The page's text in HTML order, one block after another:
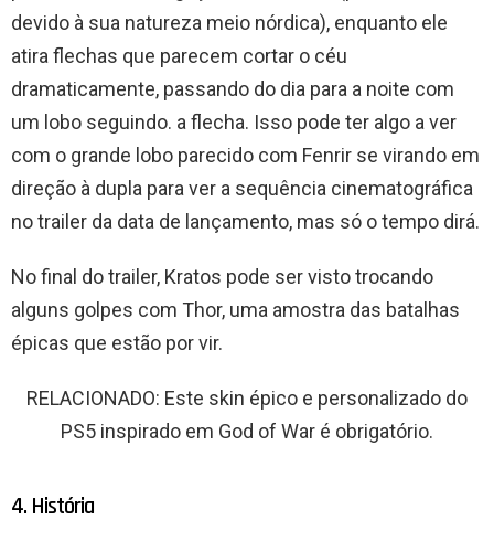
devido à sua natureza meio nórdica), enquanto ele
atira flechas que parecem cortar o céu
dramaticamente, passando do dia para a noite com
um lobo seguindo. a flecha. Isso pode ter algo a ver
com o grande lobo parecido com Fenrir se virando em
direção à dupla para ver a sequência cinematográfica
no trailer da data de lançamento, mas só o tempo dirá.
No final do trailer, Kratos pode ser visto trocando
alguns golpes com Thor, uma amostra das batalhas
épicas que estão por vir.
RELACIONADO: Este skin épico e personalizado do
PS5 inspirado em God of War é obrigatório.
4. História